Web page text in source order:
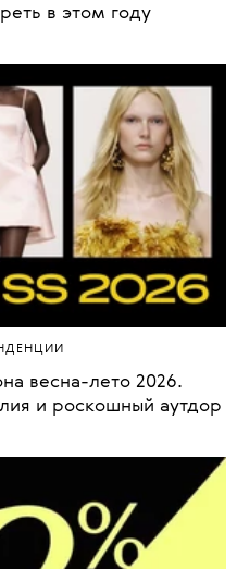
в этом году
весна-лето 2026.
и роскошный аутдор